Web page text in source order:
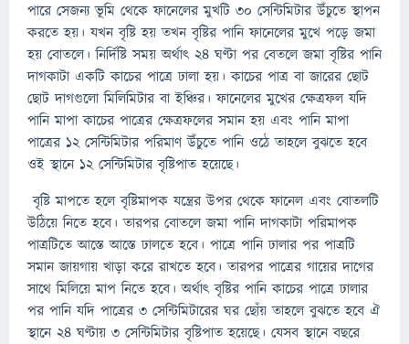
পারে সেজন্য ভূমি থেকে ফানেলের মুখটি ৩০ সেন্টিমিটার উঁচুতে স্থাপন
করতে হয়। যখন বৃষ্টি হয় তখন বৃষ্টির পানি ফানেলের মুখে পড়ে জমা
হয় বোতলে। নির্দিষ্টি সময় অর্থাৎ ২৪ ঘণ্টা পর বেতলে জমা বৃষ্টির পানি
দাগকাটা একটি কাচের পাত্রে ঢালা হয়। কাচের পাত্র বা জারের ছোট
ছোট দাগগুলো মিলিমিটার বা ইঞ্চির। ফানেলের মুখের ক্ষেত্রফল যদি
পানি মাপা কাচের পাত্রের ক্ষেত্রফলের সমান হয় এবং পানি মাপা
পাত্রের ১২ সেন্টিমিটার পরিমাণ উঁচুতে পানি ওঠে তাহলে বুঝতে হবে
ওই স্থানে ১২ সেন্টিমিটার বৃষ্টিপাত হয়েছে।
বৃষ্টি মাপতে হলে বৃষ্টিমাপক যন্ত্রের উপর থেকে ফানেল এবং বোতলটি
উঠিয়ে নিতে হবে। তারপর বোতলে জমা পানি দাগকাটা পরিমাপক
পাত্রটিতে আস্তে আস্তে ঢালতে হবে। পাত্রে পানি ঢালার পর পাত্রটি
সমান জায়গায় খাড়া করে রাখতে হবে। তারপর পাত্রের গায়ের দাগের
সাথে মিলিয়ে মাপ নিতে হবে। অর্থাৎ বৃষ্টির পানি কাচের পাত্রে ঢালার
পর পানি যদি পাত্রের ৩ সেন্টিমিটারের ঘর ছোঁয় তাহলে বুঝতে হবে ঐ
স্থানে ২৪ ঘণ্টায় ৩ সেন্টিমিটার বৃষ্টিপাত হয়েছে। যেসব স্থানে বছরে